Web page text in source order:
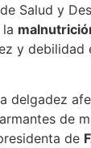
Salud y
y debilidad
delgadez
de
de